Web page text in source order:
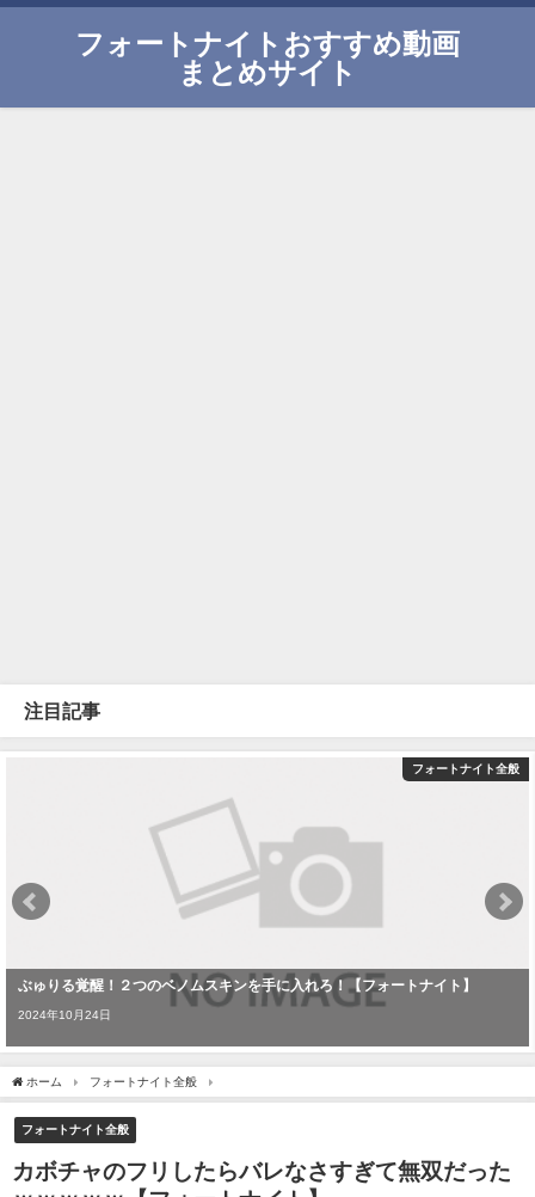
フォートナイトおすすめ動画
まとめサイト
注目記事
フォートナイト全般
ぶゅりる覚醒！２つのベノムスキンを手に入れろ！【フォートナイト】
2024年10月24日
ホーム フォートナイト全般
フォートナイト全般
カボチャのフリしたらバレなさすぎて無双だった